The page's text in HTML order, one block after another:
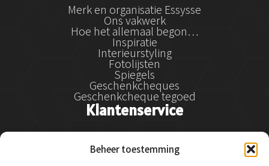
Beheer toestemming
Merk en organisatie Essysse
Ons vakwerk
Hoe het allemaal begon…
Inspiratie
Interieurstyling
Fotolijsten
Spiegels
Geschenkcheques
Geschenkcheque tegoed
Klantenservice
Klantenservice
Betalen